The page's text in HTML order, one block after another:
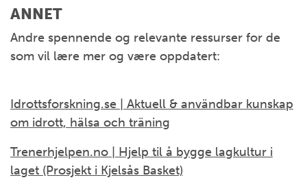
ANNET
Andre spennende og relevante ressurser for de
som vil lære mer og være oppdatert:
Idrottsforskning.se | Aktuell & användbar kunskap
om idrott, hälsa och träning
Trenerhjelpen.no | Hjelp til å bygge lagkultur i
laget (Prosjekt i Kjelsås Basket)